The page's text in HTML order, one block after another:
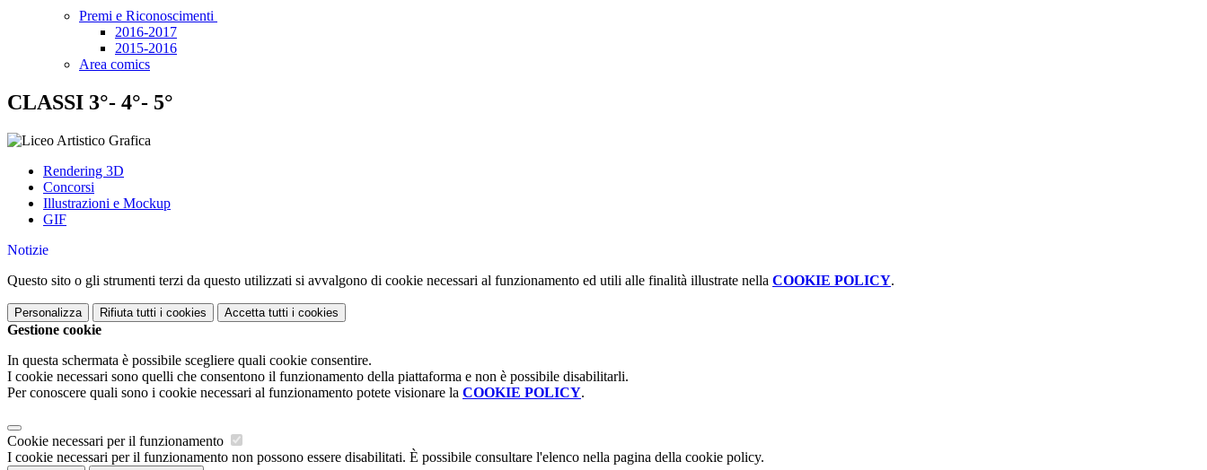
Premi e Riconoscimenti
2016-2017
2015-2016
Area comics
CLASSI 3°- 4°- 5°
Rendering 3D
Concorsi
Illustrazioni e Mockup
GIF
Notizie
Questo sito o gli strumenti terzi da questo utilizzati si avvalgono di cookie necessari al funzionamento ed utili alle finalità illustrate nella COOKIE POLICY.
Personalizza Rifiuta tutti i cookies Accetta tutti i cookies
Gestione cookie
In questa schermata è possibile scegliere quali cookie consentire.
I cookie necessari sono quelli che consentono il funzionamento della piattaforma e non è possibile disabilitarli.
Per conoscere quali sono i cookie necessari al funzionamento potete visionare la COOKIE POLICY.
Cookie necessari per il funzionamento
I cookie necessari per il funzionamento non possono essere disabilitati. È possibile consultare l'elenco nella pagina della cookie policy.